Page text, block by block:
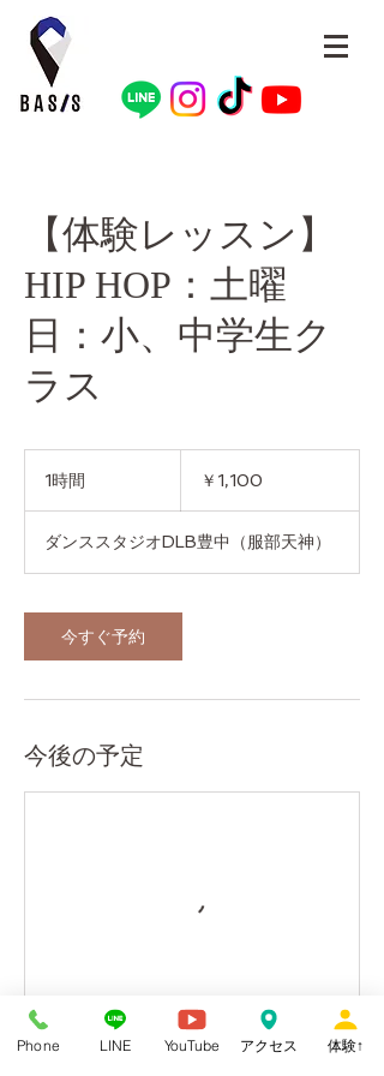
【体験レッスン】
HIP HOP：土曜
日：小、中学生ク
ラス
1時間 ￥1,100
ダンススタジオDLB豊中（服部天神）
今すぐ予約
今後の予定
Phone LINE YouTube アクセス 体験↑